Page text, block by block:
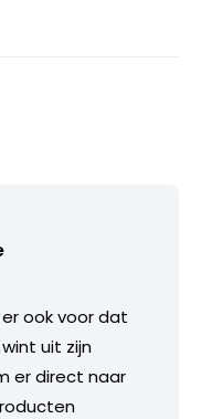
ook voor dat
uit zijn
er direct naar